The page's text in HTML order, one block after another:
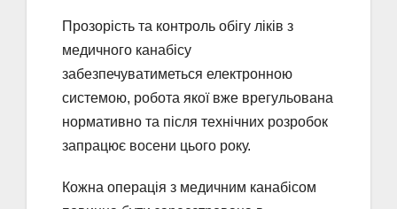
Прозорість та контроль обігу ліків з
медичного канабісу
забезпечуватиметься електронною
системою, робота якої вже врегульована
нормативно та після технічних розробок
запрацює восени цього року.
Кожна операція з медичним канабісом